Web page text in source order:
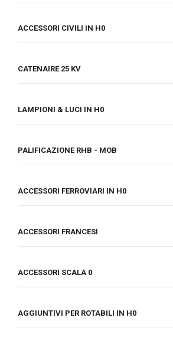
ACCESSORI CIVILI IN H0
CATENAIRE 25 KV
LAMPIONI & LUCI IN H0
PALIFICAZIONE RHB - MOB
ACCESSORI FERROVIARI IN H0
ACCESSORI FRANCESI
ACCESSORI SCALA 0
AGGIUNTIVI PER ROTABILI IN H0